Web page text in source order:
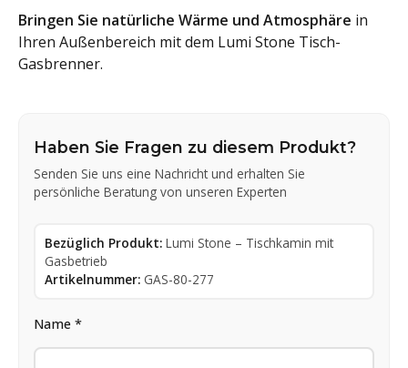
Bringen Sie natürliche Wärme und Atmosphäre in
Ihren Außenbereich mit dem Lumi Stone Tisch-
Gasbrenner.
Haben Sie Fragen zu diesem Produkt?
Senden Sie uns eine Nachricht und erhalten Sie
persönliche Beratung von unseren Experten
Bezüglich Produkt: Lumi Stone – Tischkamin mit
Gasbetrieb
Artikelnummer: GAS-80-277
Name *